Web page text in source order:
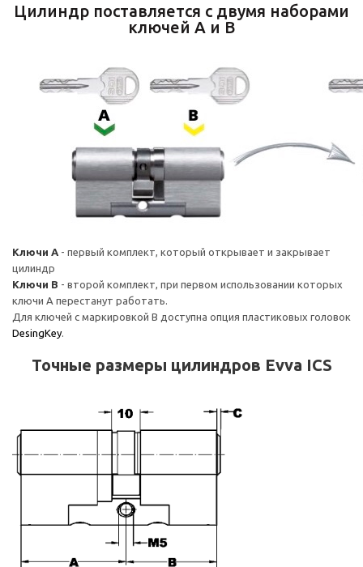
Цилиндр поставляется с двумя наборами
ключей А и B
Ключи A - первый комплект, который открывает и закрывает
цилиндр
Ключи B - второй комплект, при первом использовании которых
ключи A перестанут работать.
Для ключей с маркировкой B доступна опция пластиковых головок
DesingKey.
Точные размеры цилиндров Evva ICS